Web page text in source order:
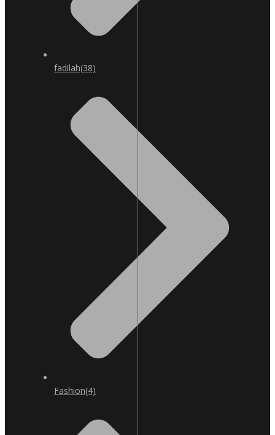
fadilah(38)
Fashion(4)